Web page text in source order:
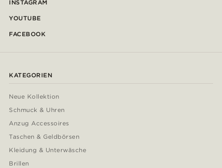
INSTAGRAM
YOUTUBE
FACEBOOK
KATEGORIEN
Neue Kollektion
Schmuck & Uhren
Anzug Accessoires
Taschen & Geldbörsen
Kleidung & Unterwäsche
Brillen